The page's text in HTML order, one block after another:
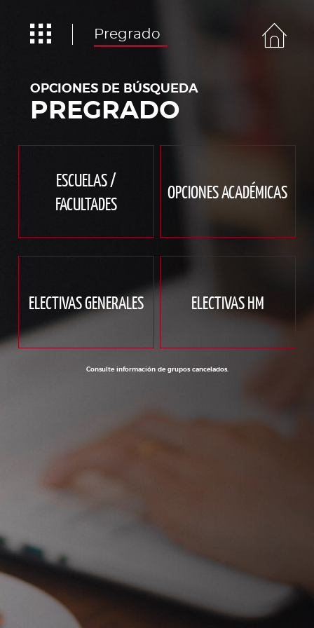
Pregrado
OPCIONES DE BÚSQUEDA
PREGRADO
ESCUELAS /
FACULTADES
OPCIONES ACADÉMICAS
ELECTIVAS GENERALES ELECTIVAS HM
Consulte información de grupos cancelados.